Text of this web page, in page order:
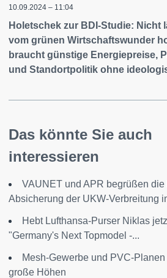
10.09.2024 – 11:04
Holetschek zur BDI-Studie: Nicht
vom grünen Wirtschaftswunder
braucht günstige Energiepreise,
und Standortpolitik ohne
Das könnte Sie auch
interessieren
VAUNET und APR begrüßen
Absicherung der UKW-Verbreitung
Hebt Lufthansa-Purser Niklas
"Germany's Next Topmodel -...
Mesh-Gewerbe und PVC-
große Höhen